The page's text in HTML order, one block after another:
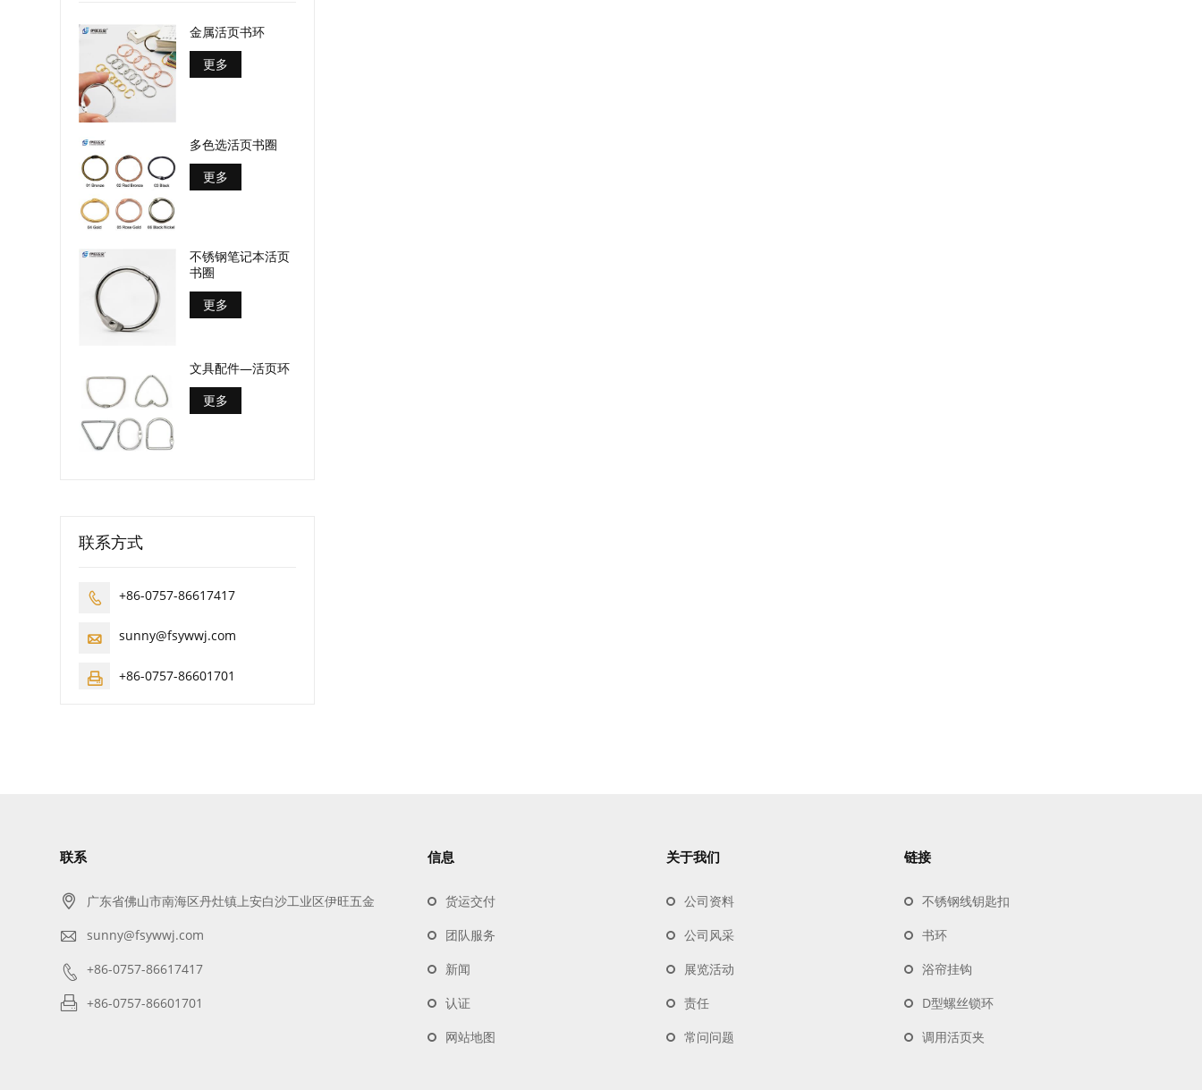
金属活页书环
更多
多色选活页书圈
更多
不锈钢笔记本活页
书圈
更多
文具配件—活页环
更多
联系方式
 +86-0757-86617417
 sunny@fsywwj.com
 +86-0757-86601701
联系
 广东省佛山市南海区丹灶镇上安白沙工业区伊旺五金
 sunny@fsywwj.com
 +86-0757-86617417
 +86-0757-86601701
信息
货运交付
团队服务
新闻
认证
网站地图
关于我们
公司资料
公司风采
展览活动
责任
常问问题
链接
不锈钢线钥匙扣
书环
浴帘挂钩
D型螺丝锁环
调用活页夹